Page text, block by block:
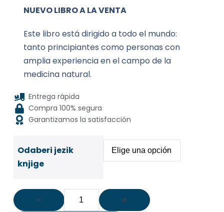
NUEVO LIBRO A LA VENTA
Este libro está dirigido a todo el mundo:
tanto principiantes como personas con
amplia experiencia en el campo de la
medicina natural.
Entrega rápida
Compra 100% segura
Garantizamos la satisfacción
Odaberi jezik
knjige